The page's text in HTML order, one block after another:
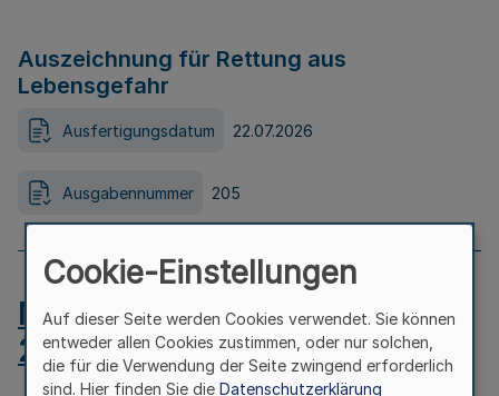
Auszeichnung für Rettung aus
Lebensgefahr
Ausfertigungsdatum 22.07.2026
Ausgabennummer 205
MB.NRW 2026 Nr. 204 vom
24.07.2026
Cookie-Einstellungen
Auf dieser Seite werden Cookies verwendet. Sie können
entweder allen Cookies zustimmen, oder nur solchen,
die für die Verwendung der Seite zwingend erforderlich
sind. Hier finden Sie die Datenschutzerklärung